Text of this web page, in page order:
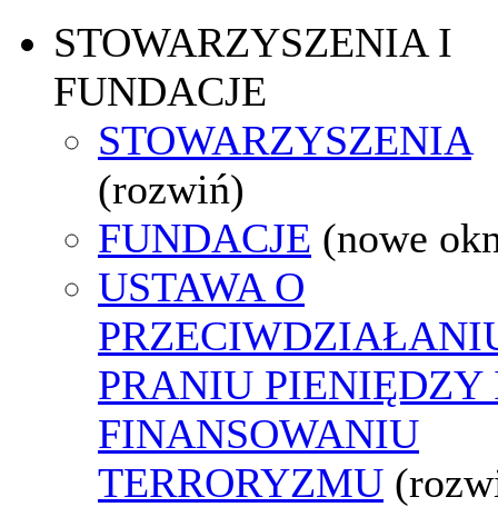
STOWARZYSZENIA I
FUNDACJE
STOWARZYSZENIA
(rozwiń)
FUNDACJE (nowe
USTAWA O
PRANIU PIENIĘDZY
FINANSOWANIU
TERRORYZMU